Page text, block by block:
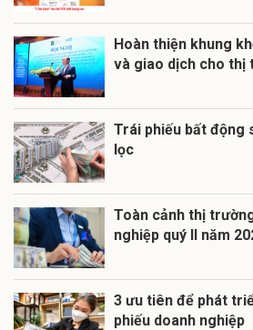
Hoàn thiện khung
và giao dịch cho thị
Trái phiếu bất động
lọc
Toàn cảnh thị
nghiệp quý II năm
3 ưu tiên để phát
phiếu doanh nghiệp